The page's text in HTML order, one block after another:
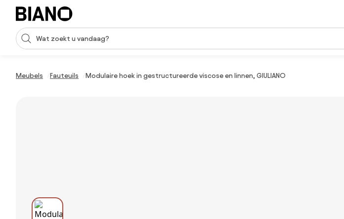
Navigatie overslaan, naar inhoud springen
Zoekopdracht invoeren
Meubels Fauteuils Modulaire hoek in gestructureerde viscose en linnen, GIULIANO